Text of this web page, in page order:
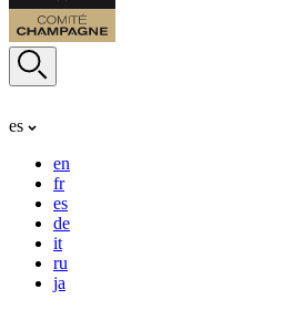
es
en
fr
es
de
it
ru
ja